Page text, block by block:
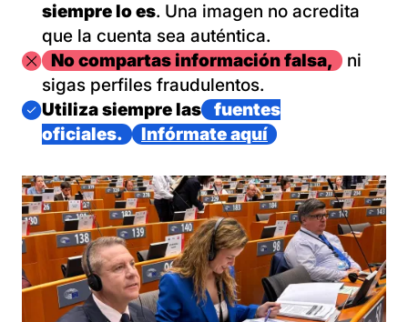
siempre lo es. Una imagen no acredita
que la cuenta sea auténtica.
ImagenNo compartas información falsa,
ni
sigas perfiles fraudulentos.
Imagen
Utiliza siempre las
fuentes
oficiales.
Infórmate aquí